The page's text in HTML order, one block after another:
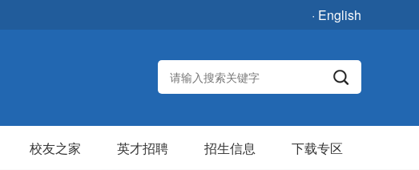
· English
校友之家 英才招聘 招生信息 下载专区